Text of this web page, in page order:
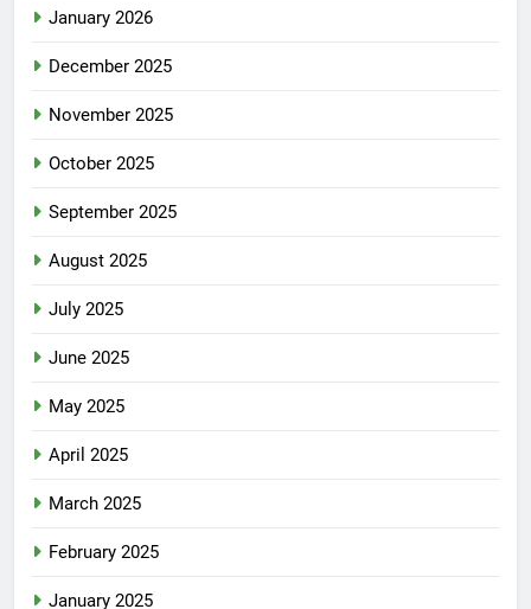
January 2026
December 2025
November 2025
October 2025
September 2025
August 2025
July 2025
June 2025
May 2025
April 2025
March 2025
February 2025
January 2025